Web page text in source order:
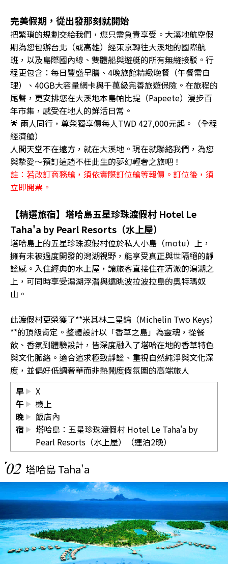
完美假期，從出發那刻就開始
把繁瑣的規劃交給我們，您只需負責享受。大溪地航空假
期為您包辦台北（或高雄）經東京轉往大溪地的國際航
班，以及島際國內線、雙體船與遊艇的所有無縫接駁。行
程更包含：每日豐盛早膳、4晚旅館精緻晚餐（午餐需自
理）、40GB大容量網卡與千萬級完善旅遊保險。在旅程的
尾聲，更安排您在大溪地本島帕比提（Papeete）漫步百
年市集，感受在地人的鮮活日常。
🌟 兩人同行，尊榮獨享價每人TWD 427,000元起。（全程
經濟艙）
人間天堂不在遠方，就在大溪地。現在就聯絡我們，為您
與摯愛～預訂這趟不枉此生的夢幻輕奢之旅吧！
註：若改訂商務艙，須依實際訂位艙等報價。訂位後，須
立即開票。
【精選旅宿】塔哈島五星珍珠渡假村 Hotel Le
Taha'a by Pearl Resorts（水上屋）
塔哈島上的五星珍珠渡假村位於私人小島（motu）上，
擁有未被過度開發的潟湖視野，能享受真正與世隔絕的靜
謐感。入住經典的水上屋，讓旅客直接住在清澈的潟湖之
上，可同時享受潟湖浮潛與遠眺波拉波拉島的奧特瑪奴
山。
此渡假村更榮獲了**米其林二星鑰（Michelin Two Keys）
**的頂級肯定。整體設計以「香草之島」為靈魂，從餐
飲、香氛到體驗設計，皆深度融入了塔哈在地的香草特色
與文化脈絡。適合追求極致靜謐、重視自然純淨與文化深
度，並偏好低調奢華而非熱鬧度假氛圍的高端旅人
早
X
午
機上
晚
飯店內
宿
塔哈島：五星珍珠渡假村 Hotel Le Taha'a by
Pearl Resorts（水上屋）（連泊2晚）
02 塔哈島 Taha'a